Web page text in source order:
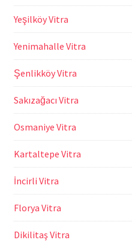
Yeşilköy Vitra
Yenimahalle Vitra
Şenlikköy Vitra
Sakızağacı Vitra
Osmaniye Vitra
Kartaltepe Vitra
İncirli Vitra
Florya Vitra
Dikilitaş Vitra